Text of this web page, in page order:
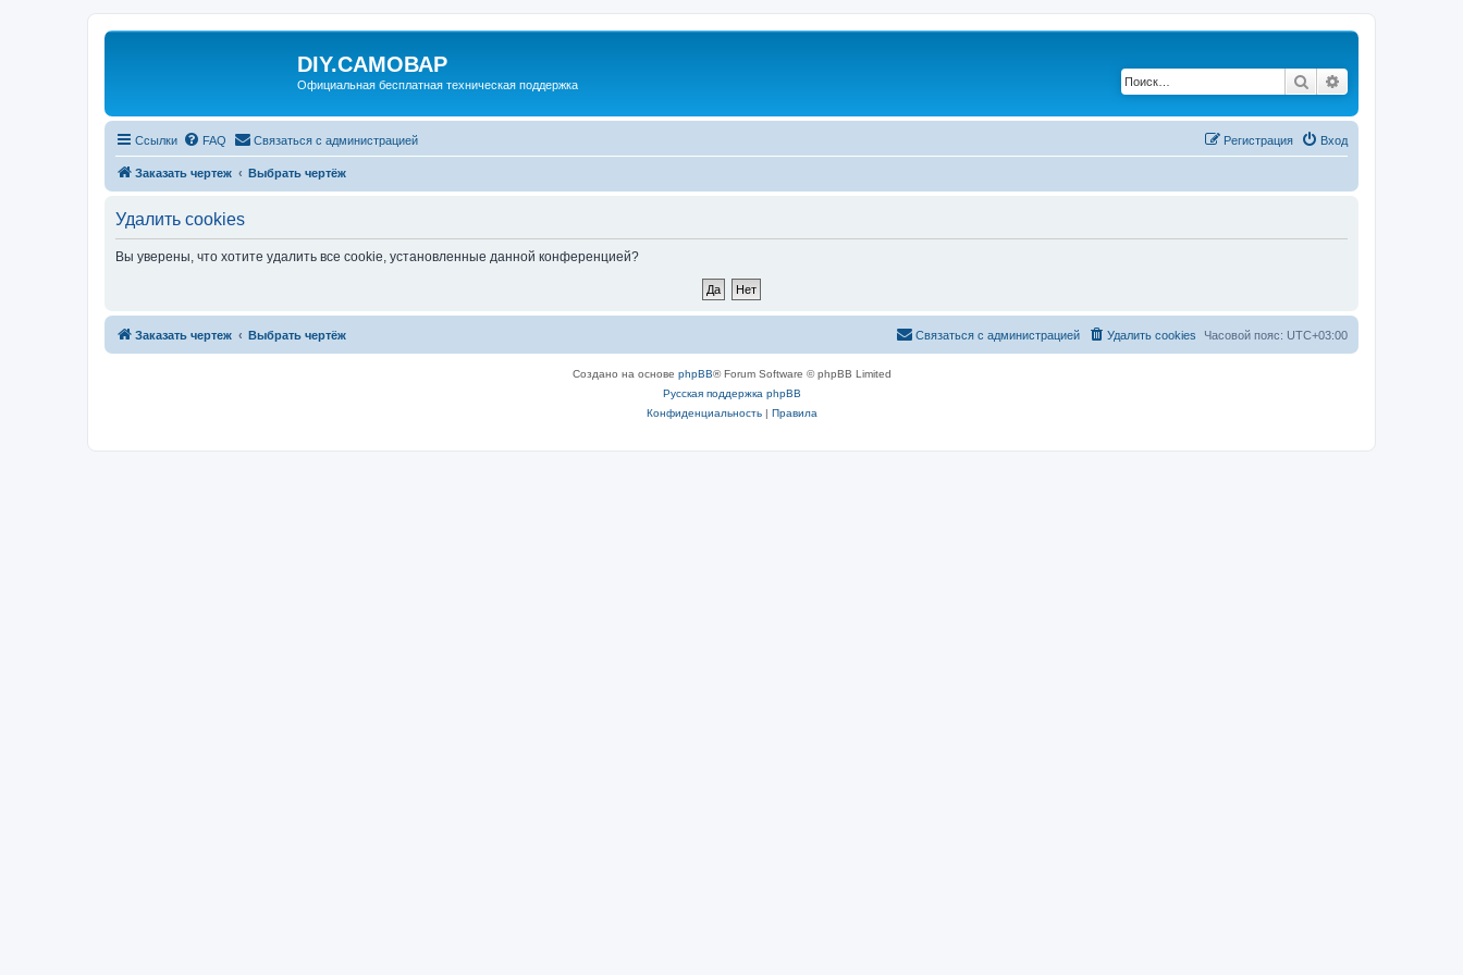
DIY.САМОВАР
Официальная бесплатная техническая поддержка Поиск
Ссылки FAQ Связаться с администрацией Вход
Регистрация
Заказать чертеж Выбрать чертёж
Удалить cookies
Вы уверены, что хотите удалить все cookie, установленные данной конференцией?
Заказать чертеж Выбрать чертёж Часовой пояс: UTC+03:00
Удалить cookies
Связаться с администрацией
Создано на основе phpBB® Forum Software © phpBB Limited
Русская поддержка phpBB
Конфиденциальность| Правила